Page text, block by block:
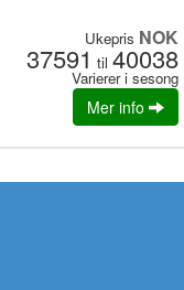
Ukepris NOK
37591 til 40038
Varierer i sesong
Mer info